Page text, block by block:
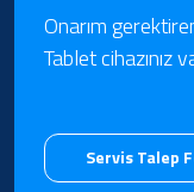
Onarım
Tablet cihazınız
Servis Talep